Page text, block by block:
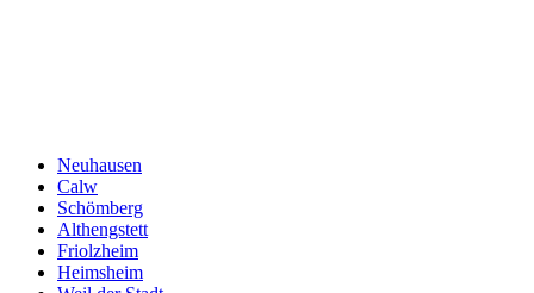
Neuhausen
Calw
Schömberg
Althengstett
Friolzheim
Heimsheim